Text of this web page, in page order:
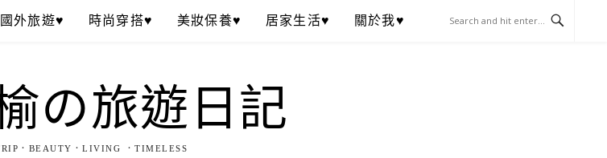
國外旅遊♥ 時尚穿搭♥ 美妝保養♥ 居家生活♥ 關於我♥
の旅遊日記
．BEAUTY．LIVING ．TIMELESS